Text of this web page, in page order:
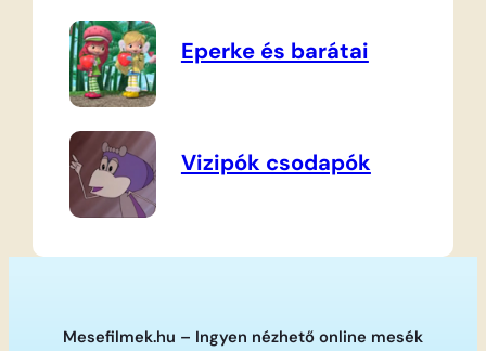
Eperke és barátai
Vizipók csodapók
Mesefilmek.hu – Ingyen nézhető online mesék